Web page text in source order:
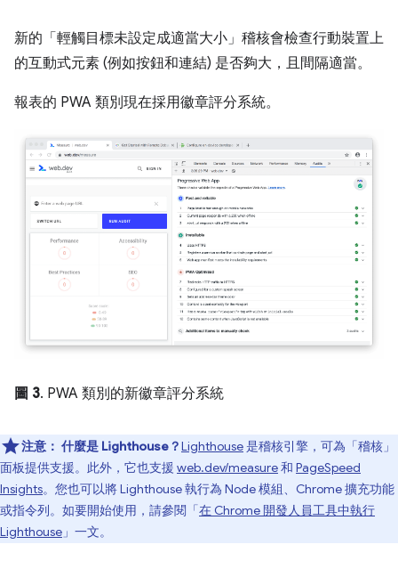
新的「輕觸目標未設定成適當大小」 稽核會檢查行動裝置上
的互動式元素 (例如按鈕和連結) 是否夠大，且間隔適當。
報表的 PWA 類別現在採用徽章評分系統。
圖 3. PWA 類別的新徽章評分系統
注意： 什麼是 Lighthouse？Lighthouse是稽核引擎，可為「稽核」
面板提供支援。此外，它也支援 web.dev/measure和 PageSpeed
Insights。您也可以將 Lighthouse 執行為 Node 模組、Chrome 擴充功能
或指令列。如要開始使用，請參閱「在 Chrome 開發人員工具中執行
Lighthouse 」一文。